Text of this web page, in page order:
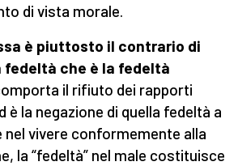
di vista morale.
è piuttosto il contrario di
che è la fedeltà
il rifiuto dei rapporti
è la negazione di quella fedeltà a
nel vivere conformemente alla
la “fedeltà” nel male costituisce